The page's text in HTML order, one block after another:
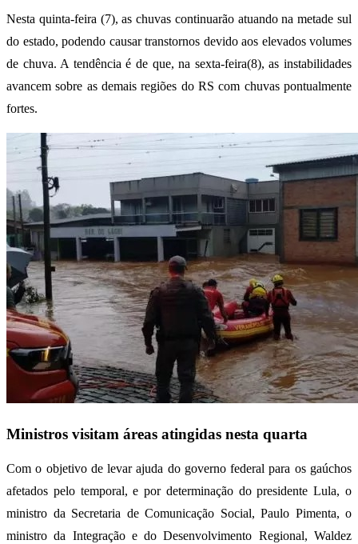
Nesta quinta-feira (7), as chuvas continuarão atuando na metade sul
do estado, podendo causar transtornos devido aos elevados volumes
de chuva. A tendência é de que, na sexta-feira(8), as instabilidades
avancem sobre as demais regiões do RS com chuvas pontualmente
fortes.
Ministros visitam áreas atingidas nesta quarta
Com o objetivo de levar ajuda do governo federal para os gaúchos
afetados pelo temporal, e por determinação do presidente Lula, o
ministro da Secretaria de Comunicação Social, Paulo Pimenta, o
ministro da Integração e do Desenvolvimento Regional, Waldez